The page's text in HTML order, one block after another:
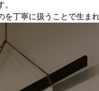
丁寧に扱うことで生ま